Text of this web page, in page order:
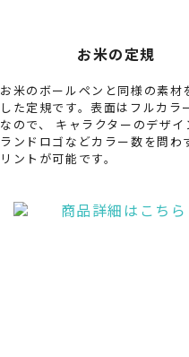
お米の定規
お米のボールペンと同様の素材
した定規です。表面はフルカラ
なので、 キャラクターのデザ
ランドロゴなどカラー数を問わ
リントが可能です。